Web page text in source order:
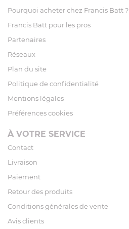
Pourquoi acheter chez Francis Batt ?
Francis Batt pour les pros
Partenaires
Réseaux
Plan du site
Politique de confidentialité
Mentions légales
Préférences cookies
À VOTRE SERVICE
Contact
Livraison
Paiement
Retour des produits
Conditions générales de vente
Avis clients